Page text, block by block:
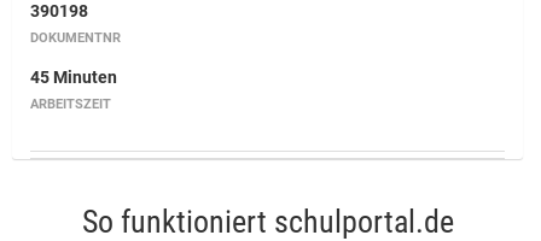
390198
DOKUMENTNR
45 Minuten
ARBEITSZEIT
So funktioniert schulportal.de